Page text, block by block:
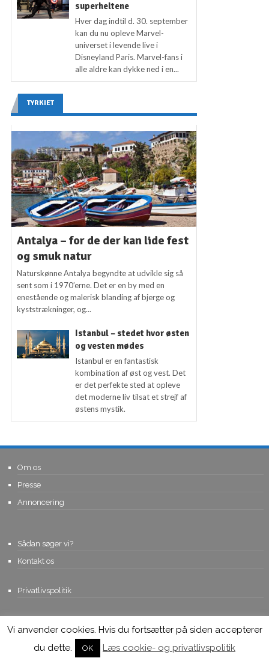
superheltene
Hver dag indtil d. 30. september
kan du nu opleve Marvel-
universet i levende live i
Disneyland Paris. Marvel-fans i
alle aldre kan dykke ned i en...
TYRKIET
Antalya – for de der kan lide fest
og smuk natur
Naturskønne Antalya begyndte at udvikle sig så
sent som i 1970’erne. Det er en by med en
enestående og malerisk blanding af bjerge og
kyststrækninger, og...
Istanbul – stedet hvor østen
og vesten mødes
Istanbul er en fantastisk
kombination af øst og vest. Det
er det perfekte sted at opleve
det moderne liv tilsat et strejf af
østens mystik.
Om os
Presse
Annoncering
Sådan søger vi?
Kontakt os
Privatlivspolitik
© Copyright 2015, Viviro.com ApS- Alle rettigheder forbeholdes. Vi
tager forbehold for fejlagtige priser.
Vi anvender cookies. Hvis du fortsætter på siden accepterer
du dette.
OK Læs cookie- og privatlivspolitik